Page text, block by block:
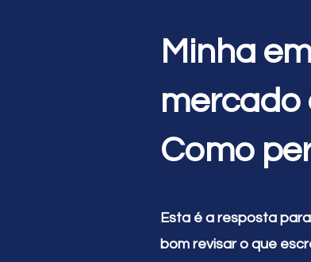
Minha
mercado
Como
Esta é a resposta
bom revisar o que